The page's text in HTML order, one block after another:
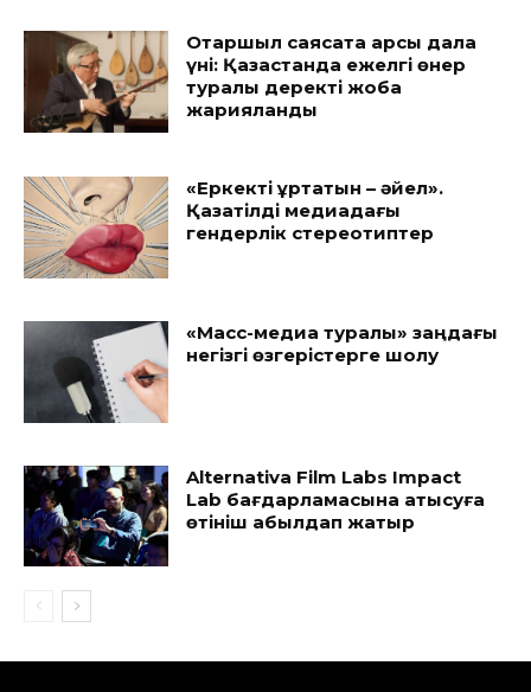
Отаршыл саясатқа қарсы дала
үні: Қазақстанда ежелгі өнер
туралы деректі жоба
жарияланды
«Еркекті құртатын – әйел».
Қазақтілді медиадағы
гендерлік стереотиптер
«Масс-медиа туралы» заңдағы
негізгі өзгерістерге шолу
Alternativa Film Labs Impact
Lab бағдарламасына қатысуға
өтініш қабылдап жатыр